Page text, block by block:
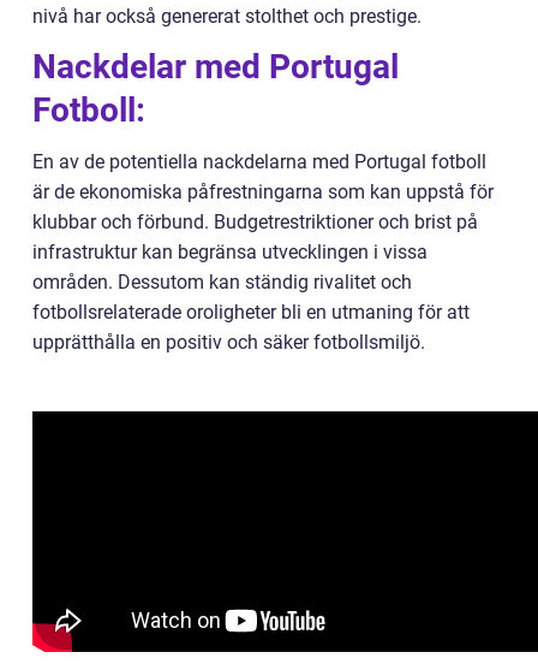
nivå har också genererat stolthet och prestige.
Nackdelar med Portugal
Fotboll:
En av de potentiella nackdelarna med Portugal fotboll
är de ekonomiska påfrestningarna som kan uppstå för
klubbar och förbund. Budgetrestriktioner och brist på
infrastruktur kan begränsa utvecklingen i vissa
områden. Dessutom kan ständig rivalitet och
fotbollsrelaterade oroligheter bli en utmaning för att
upprätthålla en positiv och säker fotbollsmiljö.